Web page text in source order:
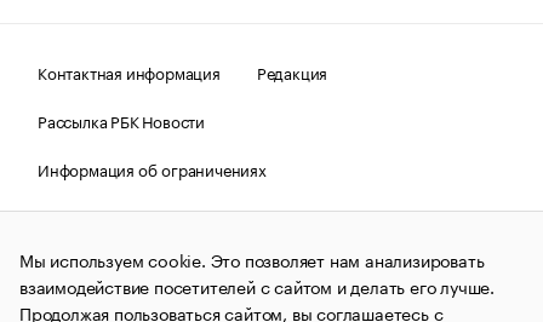
Контактная информация
Редакция
Рассылка РБК Новости
Информация об ограничениях
Правовая информация
О соблюдении авторских прав
© АО «РОСБИЗНЕСКОНСАЛТИНГ»,1995–2026.Сообщения
и материалы информационного агентства «РБК»
(зарегистрировано Федеральной службой по надзору в сфере
Мы используем cookie. Это позволяет нам анализировать
взаимодействие посетителей с сайтом и делать его лучше.
Продолжая пользоваться сайтом, вы соглашаетесь с